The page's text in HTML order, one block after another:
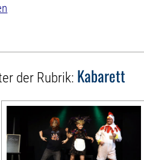
der Rubrik: Kabarett